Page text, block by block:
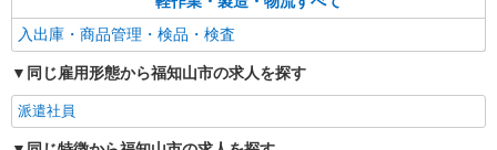
入出庫・商品管理・検品・検査
同じ雇用形態から福知山市の求人を探す
派遣社員